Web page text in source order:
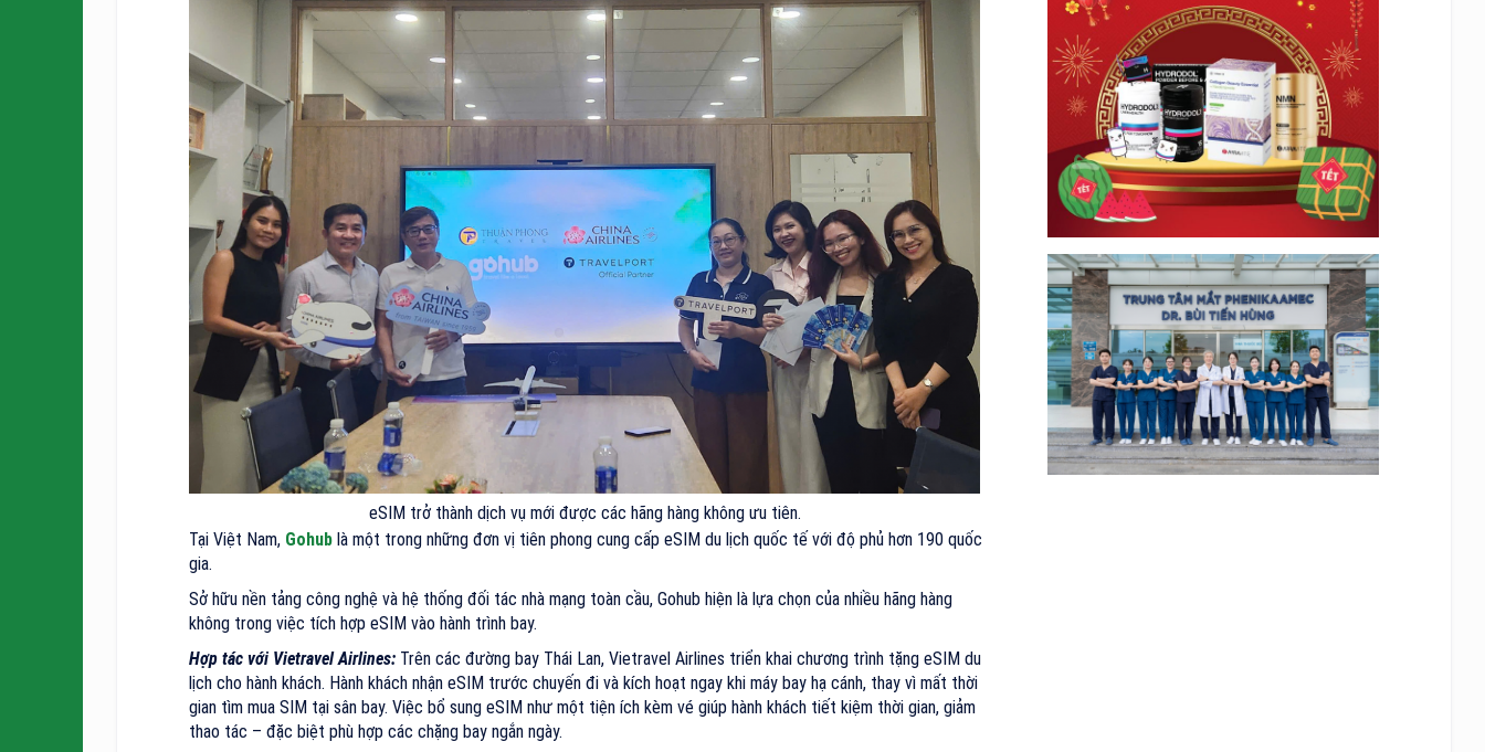
eSIM trở thành dịch vụ mới được các hãng hàng không ưu tiên.
Tại Việt Nam, Gohub là một trong những đơn vị tiên phong cung cấp eSIM du lịch quốc tế với độ phủ hơn 190 quốc
gia.
Sở hữu nền tảng công nghệ và hệ thống đối tác nhà mạng toàn cầu, Gohub hiện là lựa chọn của nhiều hãng hàng
không trong việc tích hợp eSIM vào hành trình bay.
Hợp tác với Vietravel Airlines: Trên các đường bay Thái Lan, Vietravel Airlines triển khai chương trình tặng eSIM du
lịch cho hành khách. Hành khách nhận eSIM trước chuyến đi và kích hoạt ngay khi máy bay hạ cánh, thay vì mất thời
gian tìm mua SIM tại sân bay. Việc bổ sung eSIM như một tiện ích kèm vé giúp hành khách tiết kiệm thời gian, giảm
thao tác – đặc biệt phù hợp các chặng bay ngắn ngày.